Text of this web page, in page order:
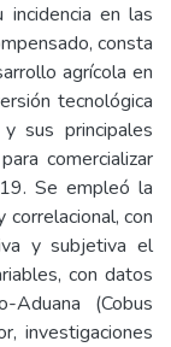
en las
consta
agrícola en
tecnológica
sus principales
comercializar
Se empleó la
con
y subjetiva el
con datos
(Cobus
investigaciones